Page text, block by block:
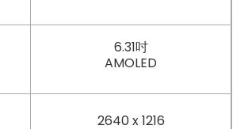
6.31吋
AMOLED
2640 x 1216